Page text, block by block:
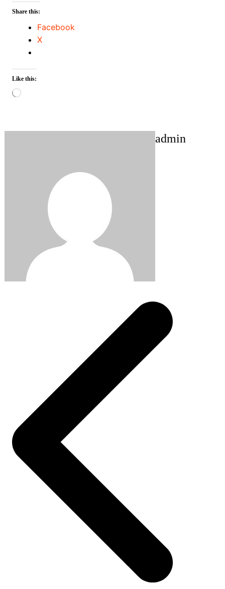
Share this:
Facebook
X
Like this:
Loading…
admin